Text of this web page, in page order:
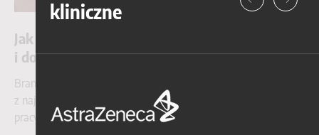
Jak rozpocząć karierę w badaniach klinicznych
i dobrze przygotować się do rekrutacji?
Branża badań klinicznych od lat pozostaje jednym
z najbardziej stabilnych i perspektywicznych obszarów rynku
pracy. Dynamiczny rozwój sektora CRO sprawia, że...
kliniczne